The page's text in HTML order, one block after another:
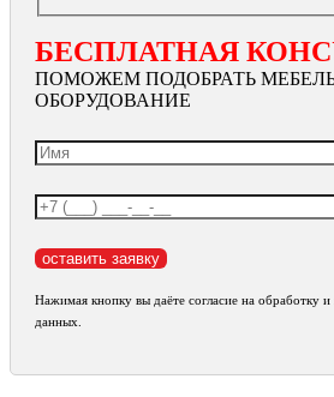
БЕСПЛАТНАЯ
ПОМОЖЕМ ПОДОБРАТЬ
ОБОРУДОВАНИЕ
Нажимая кнопку вы даёте согласие на обработку
данных.